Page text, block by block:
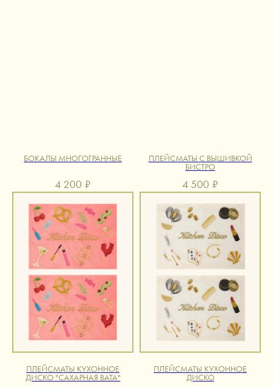
БОКАЛЫ МНОГОГРАННЫЕ
4 200 ₽
ПЛЕЙСМАТЫ С ВЫШИВКОЙ
БИСТРО
4 500 ₽
ПЛЕЙСМАТЫ КУХОННОЕ
ДИСКО "САХАРНАЯ ВАТА"
ПЛЕЙСМАТЫ КУХОННОЕ
ДИСКО